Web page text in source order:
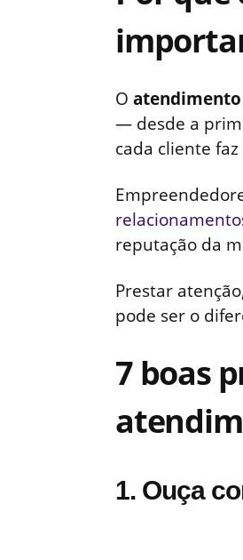
O
— desde a
cada cliente
reputação da
Prestar
pode ser o
7 boas
1. Ouça